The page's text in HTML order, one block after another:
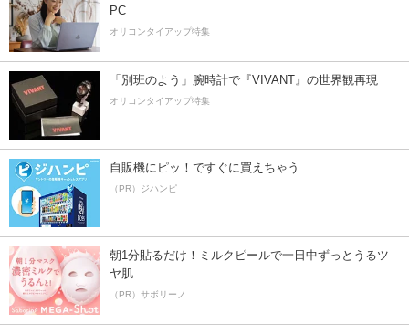
PC
オリコンタイアップ特集
「別班のよう」腕時計で『VIVANT』の世界観再現
オリコンタイアップ特集
自販機にピッ！ですぐに買えちゃう
（PR）ジハンピ
朝1分貼るだけ！ミルクピールで一日中ずっとうるツ
ヤ肌
（PR）サボリーノ